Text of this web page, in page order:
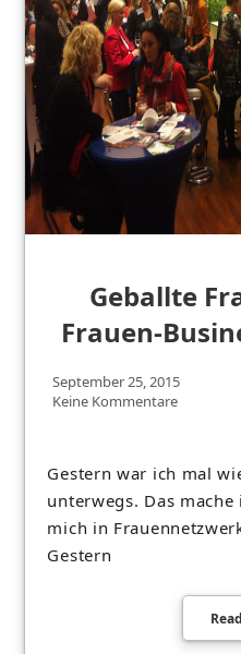
Geballte
Frauen-
September 25, 2015
Keine Kommentare
Gestern war ich mal
unterwegs. Das
mich in
Gestern